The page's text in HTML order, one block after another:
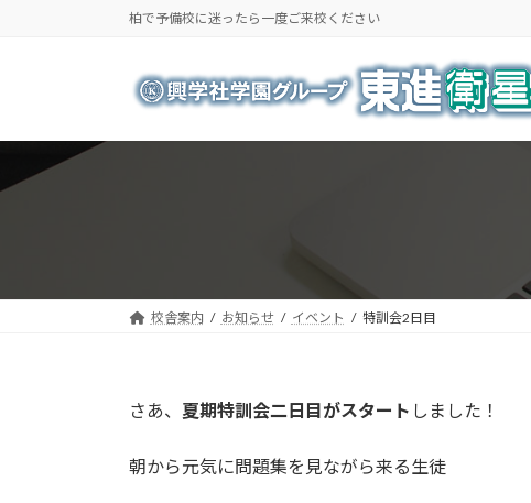
へ
キ
ョ
に
柏で予備校に迷ったら一度ご来校ください
校舎案内 お知らせ イベント 特訓会2日目
さあ、 夏期特訓会二日目がスタート しました！
朝から元気に問題集を見ながら来る生徒